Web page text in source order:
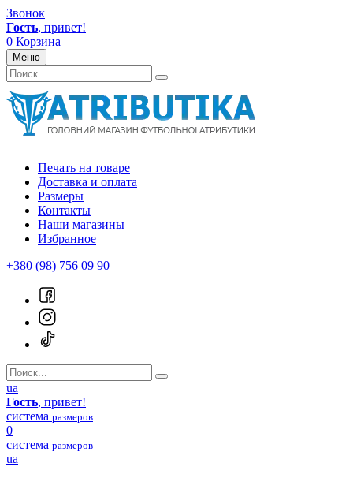
Звонок
Гость, привет!
0 Корзина
Меню
Печать на товаре
Доставка и оплата
Размеры
Контакты
Наши магазины
Избранное
+380 (98) 756 09 90
ua
Гость, привет!
система размеров
0
система размеров
ua